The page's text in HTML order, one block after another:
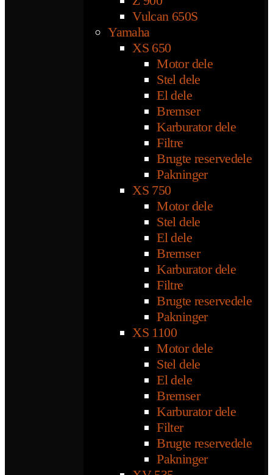
Vulcan 650S
Yamaha
XS 650
Motor dele
Stel dele
El dele
Bremser
Karburator dele
Filtre
Brugte reservedele
Pakninger
XS 750
Motor dele
Stel dele
El dele
Bremser
Karburator dele
Filtre
Brugte reservedele
Pakninger
XS 1100
Motor dele
Stel dele
El dele
Bremser
Karburator dele
Filter
Brugte reservedele
Pakninger